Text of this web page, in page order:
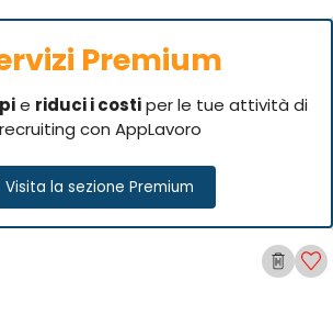
Premium
e riduci i costiper le tue attività di
recruiting con AppLavoro
Visita la sezione Premium